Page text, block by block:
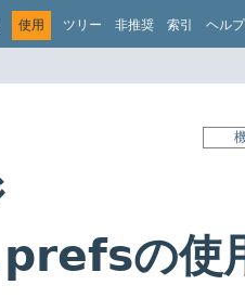
使用 ツリー 非推奨 索引 ヘルプ
の使